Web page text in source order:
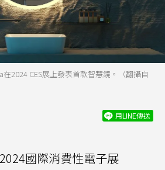
2024 CES展上發表首款智慧鏡。（翻攝自
用LINE傳送
國際消費性電子展